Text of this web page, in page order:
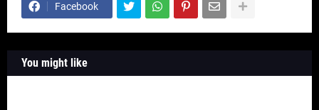
Facebook
You might like